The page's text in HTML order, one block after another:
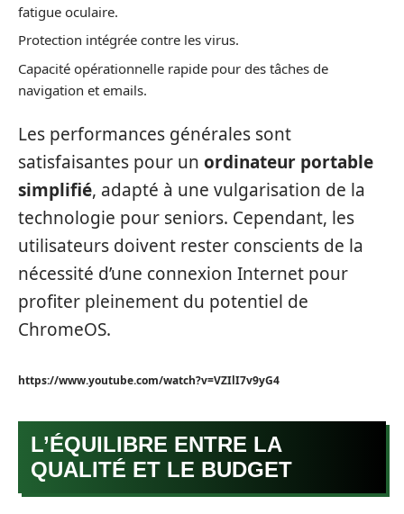
fatigue oculaire.
Protection intégrée contre les virus.
Capacité opérationnelle rapide pour des tâches de
navigation et emails.
Les performances générales sont
satisfaisantes pour un ordinateur portable
simplifié, adapté à une vulgarisation de la
technologie pour seniors. Cependant, les
utilisateurs doivent rester conscients de la
nécessité d’une connexion Internet pour
profiter pleinement du potentiel de
ChromeOS.
https://www.youtube.com/watch?v=VZIlI7v9yG4
L’ÉQUILIBRE ENTRE LA
QUALITÉ ET LE BUDGET